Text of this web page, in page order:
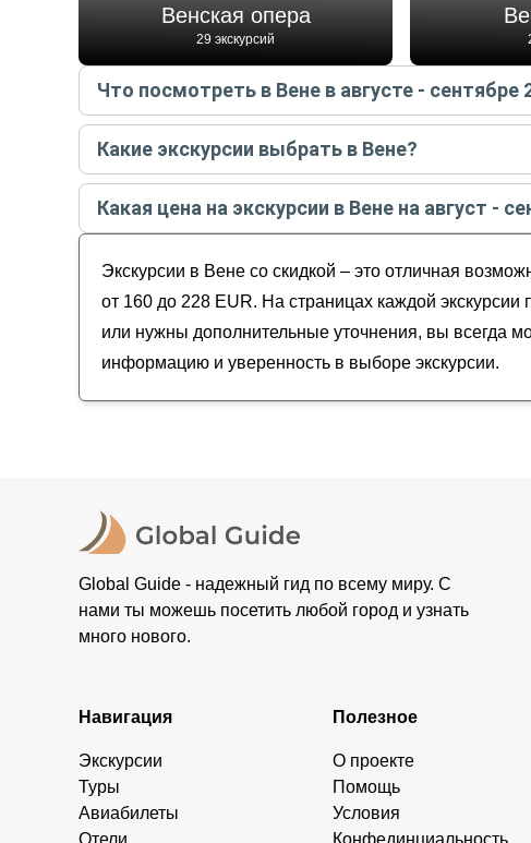
Венская опера
29 экскурсий
Что посмотреть в Вене в августе - сентябре
Самые популярные местав Венев августе -
Венская опера
Венский Лес
Бельведер
Венская ратуша
Хофбург
Какие экскурсии выбрать в Вене?
Самые популярные экскурсиив Венев августе -
Вена для новичков: от Дуная до собора
Вена и её музеи: самое интересное без
Какая цена на экскурсии в Вене на август -
Экскурсии в Вене со скидкой – это отличная
от 160 до 228 EUR. На страницах каждой
или нужны дополнительные уточнения, вы всегда
информацию и уверенность в выборе экскурсии.
Global Guide - надежный гид по всему миру. С
нами ты можешь посетить любой город и узнать
много нового.
Навигация
Экскурсии
Туры
Авиабилеты
Отели
Полезное
О проекте
Помощь
Условия
Конфединциальность